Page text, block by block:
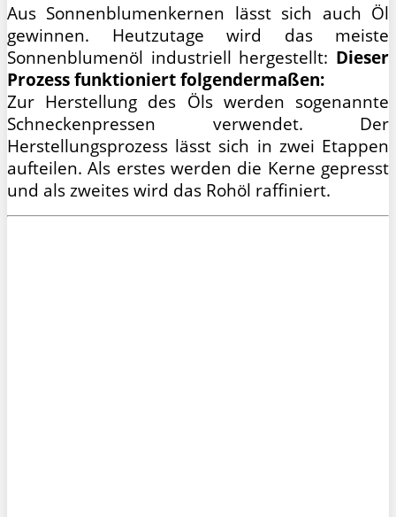
Aus Sonnenblumenkernen lässt sich auch Öl
gewinnen. Heutzutage wird das meiste
Sonnenblumenöl industriell hergestellt: Dieser
Prozess funktioniert folgendermaßen:
Zur Herstellung des Öls werden sogenannte
Schneckenpressen verwendet. Der
Herstellungsprozess lässt sich in zwei Etappen
aufteilen. Als erstes werden die Kerne gepresst
und als zweites wird das Rohöl raffiniert.